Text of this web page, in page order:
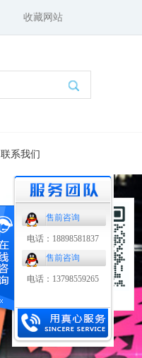
售前咨询
电话：18898581837
售前咨询
电话：13798559265
收藏网站
联系我们